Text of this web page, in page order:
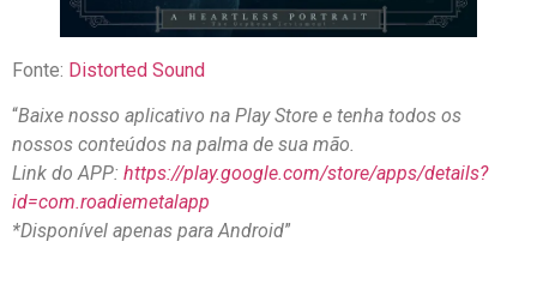
Fonte: Distorted Sound
“Baixe nosso aplicativo na Play Store e tenha todos os
nossos conteúdos na palma de sua mão.
Link do APP: https://play.google.com/store/apps/details?
id=com.roadiemetalapp
*Disponível apenas para Android”